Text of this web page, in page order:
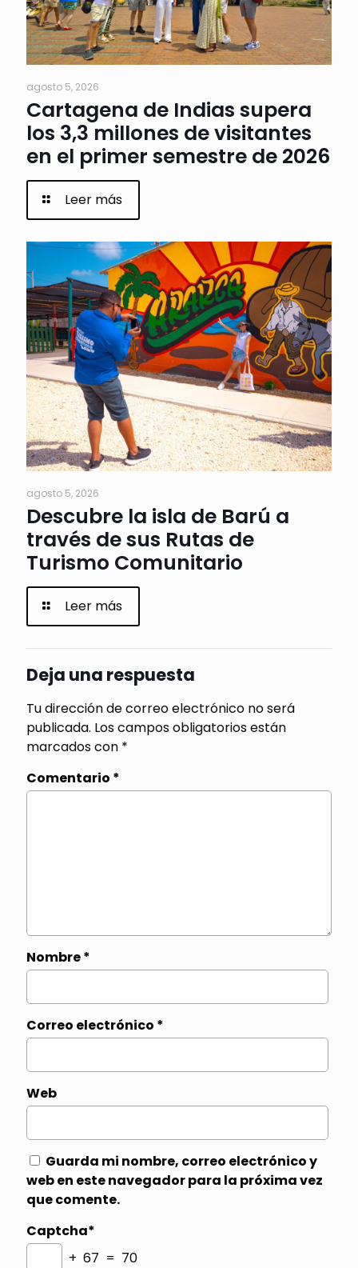
agosto 5, 2026
Cartagena de Indias supera
los 3,3 millones de visitantes
en el primer semestre de 2026
Leer más
agosto 5, 2026
Descubre la isla de Barú a
través de sus Rutas de
Turismo Comunitario
Leer más
Deja una respuesta
Tu dirección de correo electrónico no será
publicada. Los campos obligatorios están
marcados con *
Comentario *
Nombre*
Correo electrónico *
Web
Guarda mi nombre, correo electrónico y
web en este navegador para la próxima vez
que comente.
Captcha*
+ 67 = 70